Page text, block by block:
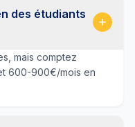
des étudiants
mais comptez
600-900€/mois en